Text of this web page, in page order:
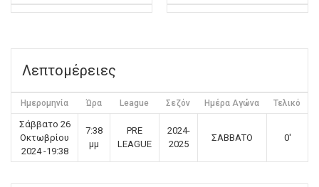
Λεπτομέρειες
Ημερομηνία Ώρα League Σεζόν Ημέρα Αγώνα Τελικό
Σάββατο 26
Οκτωβρίου
2024 -19:38
7:38
μμ
PRE
LEAGUE
2024-
2025
ΣΑΒΒΑΤΟ 0'